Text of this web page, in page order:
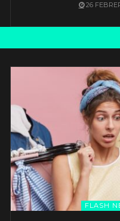
26
FLASH